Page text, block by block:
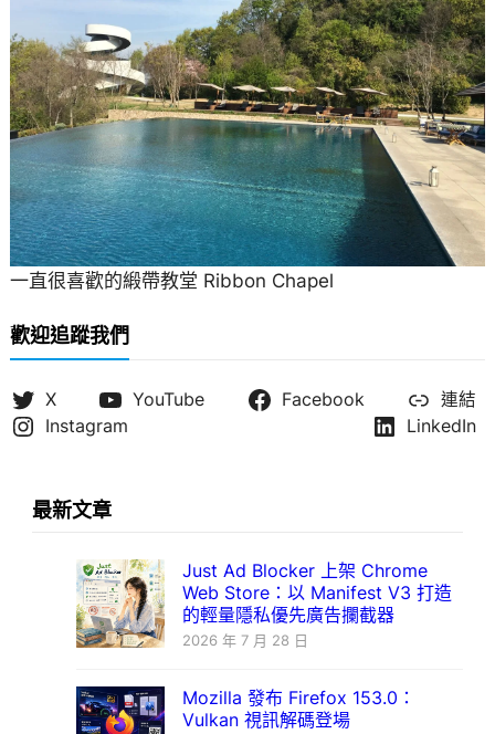
一直很喜歡的緞帶教堂 Ribbon Chapel
歡迎追蹤我們
X YouTube Facebook
連結
Instagram
LinkedIn
最新文章
Just Ad Blocker 上架 Chrome
Web Store：以 Manifest V3 打造
的輕量隱私優先廣告攔截器
2026 年 7 月 28 日
Mozilla 發布 Firefox 153.0：
Vulkan 視訊解碼登場